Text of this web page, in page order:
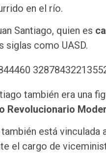
en el río.
Santiago, quien es
siglas como UASD.
también era una
Revolucionario
está
el cargo de